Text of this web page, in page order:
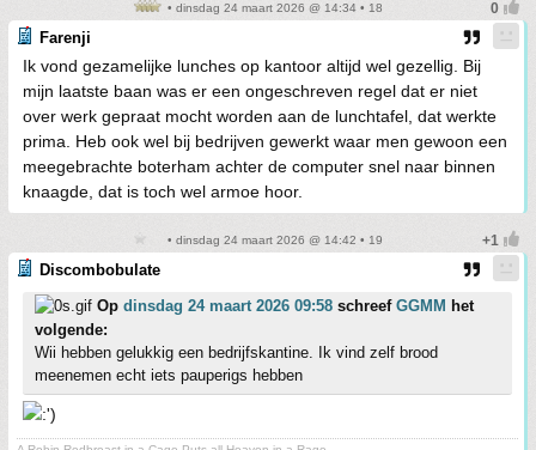
• dinsdag 24 maart 2026 @ 14:34 • 18
Farenji
Ik vond gezamelijke lunches op kantoor altijd wel gezellig. Bij
mijn laatste baan was er een ongeschreven regel dat er niet
over werk gepraat mocht worden aan de lunchtafel, dat werkte
prima. Heb ook wel bij bedrijven gewerkt waar men gewoon een
meegebrachte boterham achter de computer snel naar binnen
knaagde, dat is toch wel armoe hoor.
• dinsdag 24 maart 2026 @ 14:42 • 19
Discombobulate
Op dinsdag 24 maart 2026 09:58 schreef GGMM het
volgende:
Wii hebben gelukkig een bedrijfskantine. Ik vind zelf brood
meenemen echt iets pauperigs hebben